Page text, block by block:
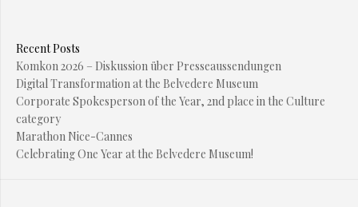
Recent Posts
Komkon 2026 – Diskussion über Presseaussendungen
Digital Transformation at the Belvedere Museum
Corporate Spokesperson of the Year, 2nd place in the Culture
category
Marathon Nice-Cannes
Celebrating One Year at the Belvedere Museum!